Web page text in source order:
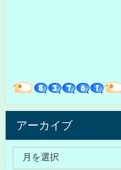
アーカイブ